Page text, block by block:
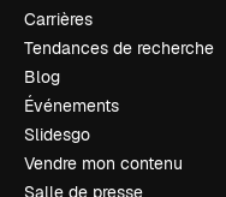
Carrières
Tendances de recherche
Blog
Événements
Slidesgo
Vendre mon contenu
Salle de presse